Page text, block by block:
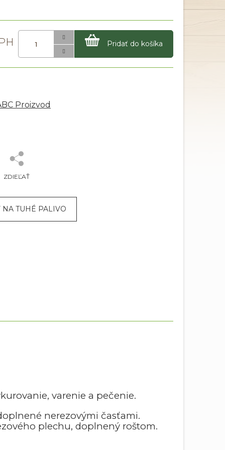
Pridať do košíka
ZDIEĽAŤ
Proizvod
NA TUHÉ PALIVO
varenie a pečenie.
nerezovými časťami.
plechu, doplnený roštom.